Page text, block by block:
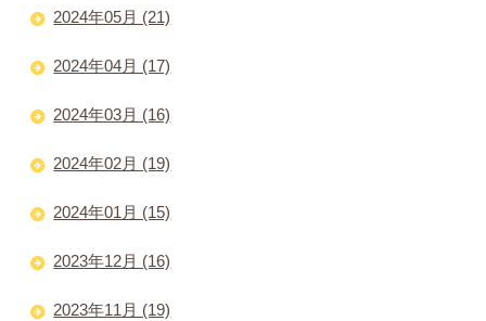
2024年05月 (21)
2024年04月 (17)
2024年03月 (16)
2024年02月 (19)
2024年01月 (15)
2023年12月 (16)
2023年11月 (19)